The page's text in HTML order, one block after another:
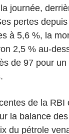
journée,
pertes
à 5,6 %, la
2,5 % au-
de 97 pour
de la RBI
la balance
du pétrole